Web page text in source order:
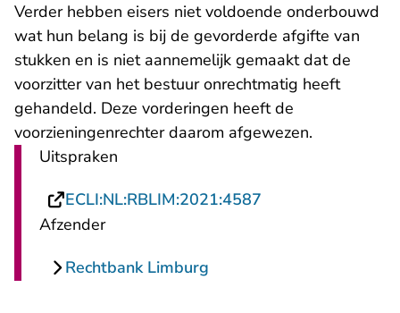
Verder hebben eisers niet voldoende onderbouwd
wat hun belang is bij de gevorderde afgifte van
stukken en is niet aannemelijk gemaakt dat de
voorzitter van het bestuur onrechtmatig heeft
gehandeld. Deze vorderingen heeft de
voorzieningenrechter daarom afgewezen.
Uitspraken
ECLI:NL:RBLIM:2021:4587
Afzender
Rechtbank Limburg